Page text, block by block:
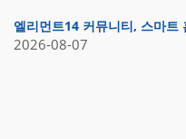
엘리먼트14 커뮤니티, 스마트
2026-08-07